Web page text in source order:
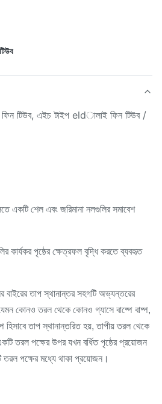
ফিন টিউব, এইচ টাইপ eldালাই ফিন টিউব /
একটি শেল এবং জরিমানা নলগুলির সমাবেশ
কার্যকর পৃষ্ঠের ক্ষেত্রফল বৃদ্ধি করতে ব্যবহৃত
বাইরের তাপ স্থানান্তর সহগটি অভ্যন্তরের
কোনও তরল থেকে কোনও গ্যাসে বাষ্পে বাষ্প,
হিসাবে তাপ স্থানান্তরিত হয়, তাপীয় তরল থেকে
তরল পক্ষের উপর যখন বর্ধিত পৃষ্ঠের প্রয়োজন
তরল পক্ষের মধ্যে থাকা প্রয়োজন।